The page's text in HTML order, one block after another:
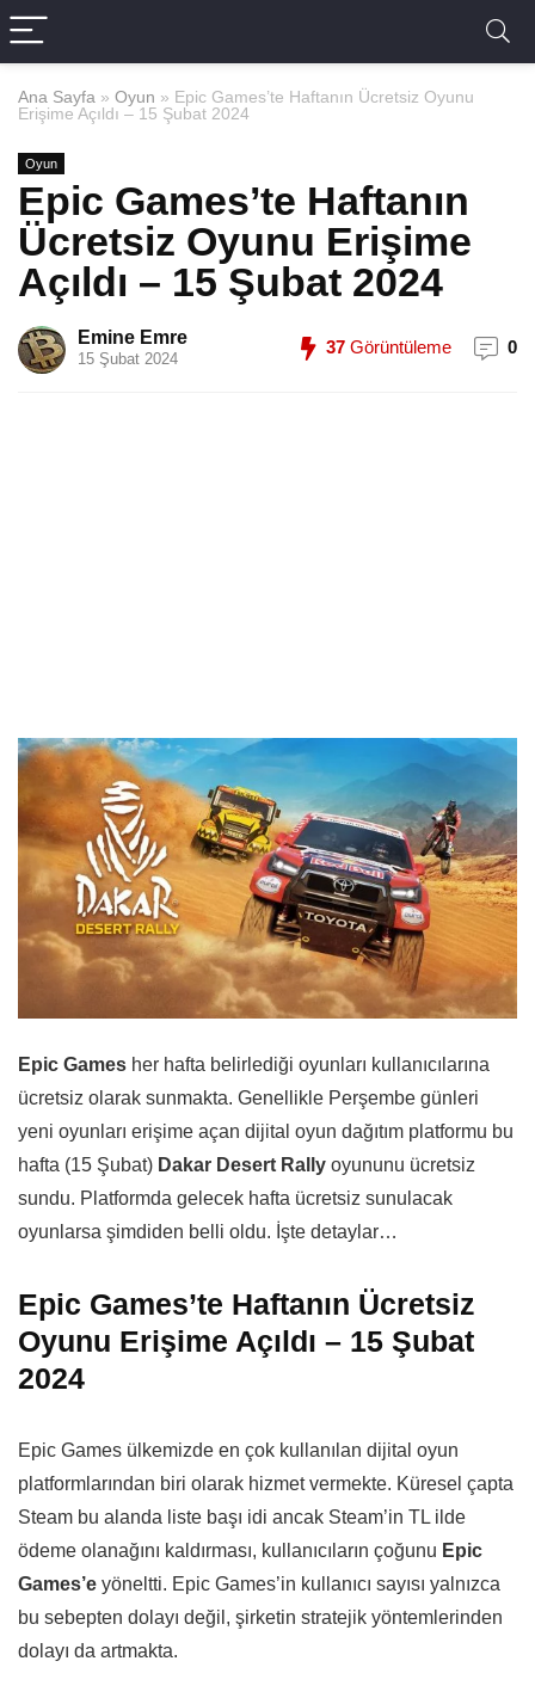
Ana Sayfa » Oyun » Epic Games’te Haftanın Ücretsiz Oyunu
Erişime Açıldı – 15 Şubat 2024
Oyun
Epic Games’te Haftanın
Ücretsiz Oyunu Erişime
Açıldı – 15 Şubat 2024
Emine Emre
15 Şubat 2024
37 Görüntüleme 0
Epic Games her hafta belirlediği oyunları kullanıcılarına
ücretsiz olarak sunmakta. Genellikle Perşembe günleri
yeni oyunları erişime açan dijital oyun dağıtım platformu bu
hafta (15 Şubat) Dakar Desert Rally oyununu ücretsiz
sundu. Platformda gelecek hafta ücretsiz sunulacak
oyunlarsa şimdiden belli oldu. İşte detaylar…
Epic Games’te Haftanın Ücretsiz
Oyunu Erişime Açıldı – 15 Şubat
2024
Epic Games ülkemizde en çok kullanılan dijital oyun
platformlarından biri olarak hizmet vermekte. Küresel çapta
Steam bu alanda liste başı idi ancak Steam’in TL ilde
ödeme olanağını kaldırması, kullanıcıların çoğunu Epic
Games’e yöneltti. Epic Games’in kullanıcı sayısı yalnızca
bu sebepten dolayı değil, şirketin stratejik yöntemlerinden
dolayı da artmakta.